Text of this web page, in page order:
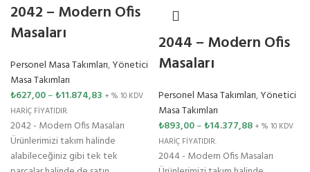
2042 – Modern Ofis
Masaları
Personel Masa Takımları,Yönetici
Masa Takımları
₺627,00–₺11.874,83 + % 10 KDV
HARİÇ FİYATIDIR.
2042 - Modern Ofis Masaları
Ürünlerimizi takım halinde
alabileceğiniz gibi tek tek
2044 – Modern Ofis
Masaları
Personel Masa Takımları,Yönetici
Masa Takımları
₺893,00–₺14.377,88 + % 10 KDV
HARİÇ FİYATIDIR.
2044 - Modern Ofis Masaları